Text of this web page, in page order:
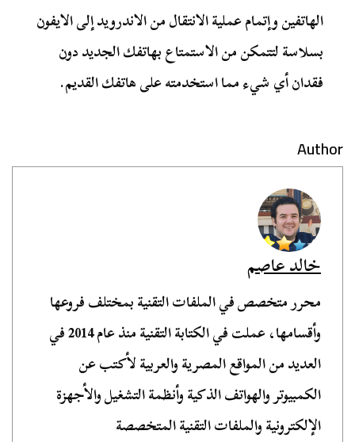
الهاتفين وإتمام عملية الانتقال من الاندرويد إلى الايفون
بسلاسة لتتمكن من الاستمتاع بهاتفك الجديد دون
فقدان أي شيء مما استخدمته على هاتفك القديم.
Author
خالد عاصم
محرر متخصص في الملفات التقنية بمختلف فروعها
وأقسامها، عملت في الكتابة التقنية منذ عام 2014 في
العديد من المواقع المصرية والعربية لأكتب عن
الكمبيوتر والهواتف الذكية وأنظمة التشغيل والأجهزة
الإلكترونية والملفات التقنية المتخصصة